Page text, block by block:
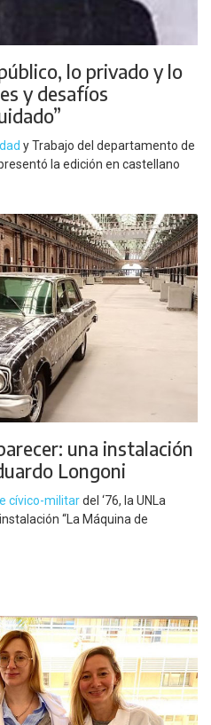
lo privado y lo
y desafíos
y Trabajo del departamento de
la edición en castellano
una instalación
Longoni
cívico-militardel ‘76, la UNLa
“La Máquina de